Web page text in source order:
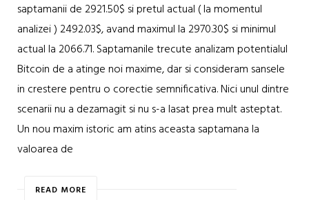
saptamanii de 2921.50$ si pretul actual ( la momentul
analizei ) 2492.03$, avand maximul la 2970.30$ si minimul
actual la 2066.71. Saptamanile trecute analizam potentialul
Bitcoin de a atinge noi maxime, dar si consideram sansele
in crestere pentru o corectie semnificativa. Nici unul dintre
scenarii nu a dezamagit si nu s-a lasat prea mult asteptat.
Un nou maxim istoric am atins aceasta saptamana la
valoarea de
READ MORE